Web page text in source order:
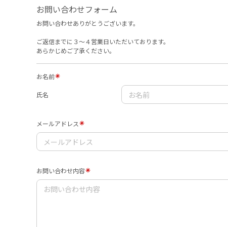
お問い合わせフォーム
お問い合わせありがとうございます。
ご返信までに３〜４営業日いただいております。
あらかじめご了承ください。
お名前
氏名
メールアドレス
お問い合わせ内容